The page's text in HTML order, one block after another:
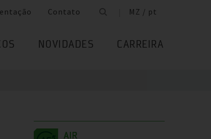
Contato MZ / pt
NOVIDADES CARREIRA